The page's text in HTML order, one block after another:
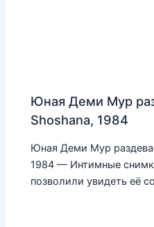
Юная Деми Мур
Shoshana, 1984
Юная Деми Мур
1984 — Интимные
позволили увидеть её